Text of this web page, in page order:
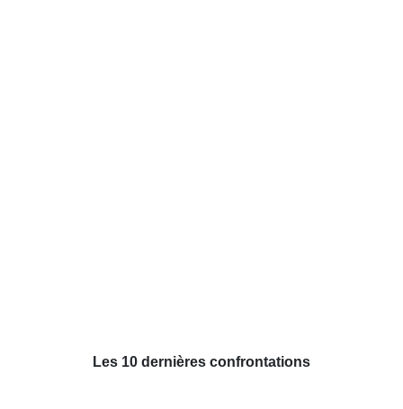
Les 10 dernières confrontations